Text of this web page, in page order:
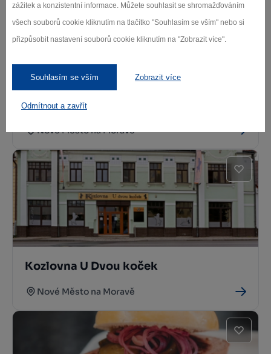
zážitek a konzistentní informace. Můžete souhlasit se shromažďováním
všech souborů cookie kliknutím na tlačítko "Souhlasím se vším" nebo si
přizpůsobit nastavení souborů cookie kliknutím na "Zobrazit více".
Souhlasím se vším Zobrazit více
Odmítnout a zavřít
Kafé 133
Nové Město na Moravě
Kozlovna U Dvou koček
Nové Město na Moravě